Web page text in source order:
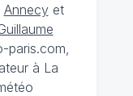
Annecyet
à La